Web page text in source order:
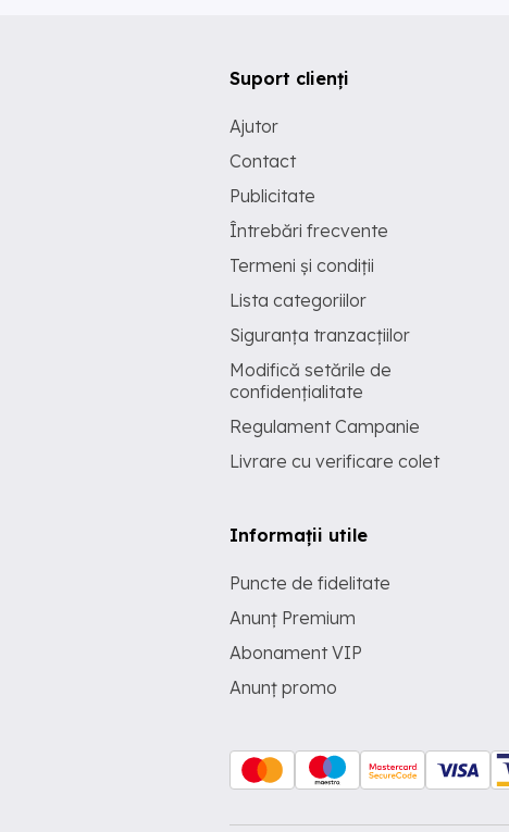
Suport clienți
Ajutor
Contact
Publicitate
Întrebări frecvente
Termeni și condiții
Lista categoriilor
Siguranța tranzacțiilor
Modifică setările de
confidențialitate
Regulament Campanie
Livrare cu verificare colet
Informații utile
Puncte de fidelitate
Anunț Premium
Abonament VIP
Anunț promo